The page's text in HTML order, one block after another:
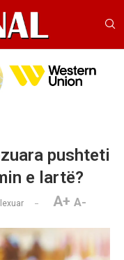
pushteti
e lartë?
A+ A-